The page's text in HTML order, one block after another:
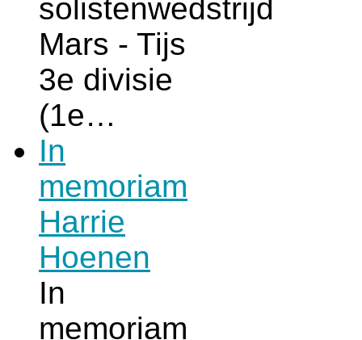
solistenwedstrijd
Mars - Tijs
3e divisie
(1e…
In
memoriam
Harrie
Hoenen
In
memoriam